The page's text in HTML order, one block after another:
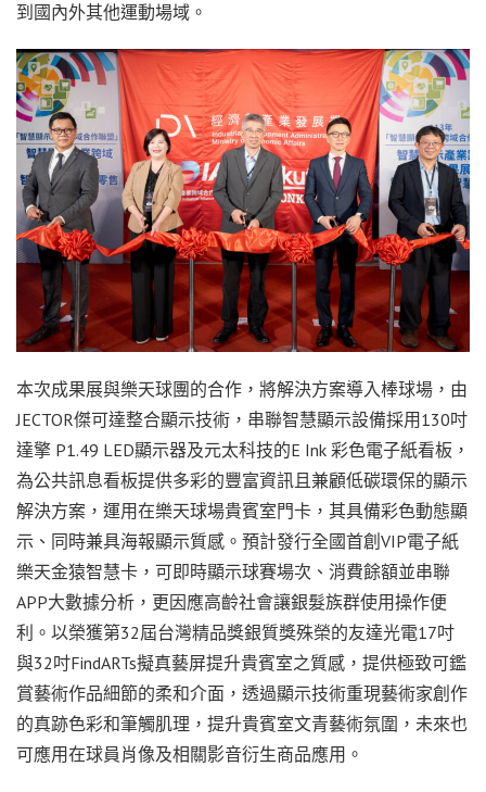
到國內外其他運動場域。
本次成果展與樂天球團的合作，將解決方案導入棒球場，由
JECTOR傑可達整合顯示技術，串聯智慧顯示設備採用130吋
達擎 P1.49 LED顯示器及元太科技的E Ink 彩色電子紙看板，
為公共訊息看板提供多彩的豐富資訊且兼顧低碳環保的顯示
解決方案，運用在樂天球場貴賓室門卡，其具備彩色動態顯
示、同時兼具海報顯示質感。預計發行全國首創VIP電子紙
樂天金猿智慧卡，可即時顯示球賽場次、消費餘額並串聯
APP大數據分析，更因應高齡社會讓銀髮族群使用操作便
利。以榮獲第32屆台灣精品獎銀質獎殊榮的友達光電17吋
與32吋FindARTs擬真藝屏提升貴賓室之質感，提供極致可鑑
賞藝術作品細節的柔和介面，透過顯示技術重現藝術家創作
的真跡色彩和筆觸肌理，提升貴賓室文青藝術氛圍，未來也
可應用在球員肖像及相關影音衍生商品應用。